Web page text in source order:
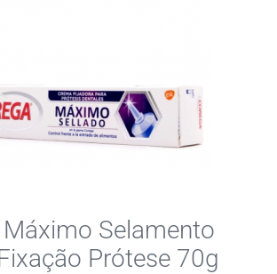
Selamento
Prótese 70g